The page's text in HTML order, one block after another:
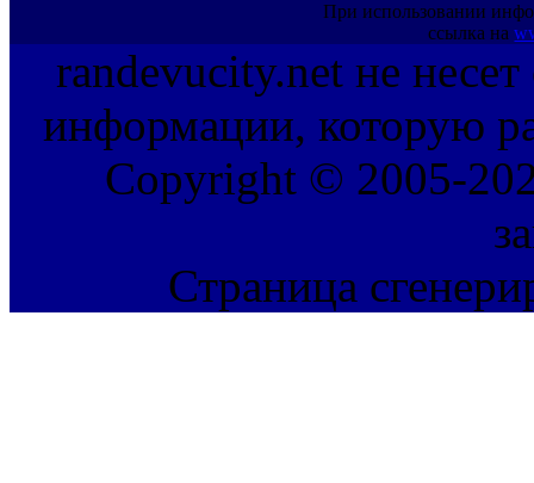
При использовании
ссылка на
randevucity.net не несет
информации, которую
Copyright © 2005-
Страница